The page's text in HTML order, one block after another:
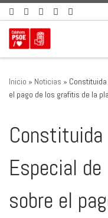
Saltar al contenido
Inicio » Noticias »
el pago de los grafitis de la
Especial
sobre el